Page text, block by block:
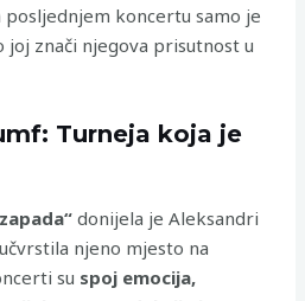
posljednjem koncertu samo je
znači njegova prisutnost u
Turneja koja je
donijela je Aleksandri
njeno mjesto na
su spoj emocija,